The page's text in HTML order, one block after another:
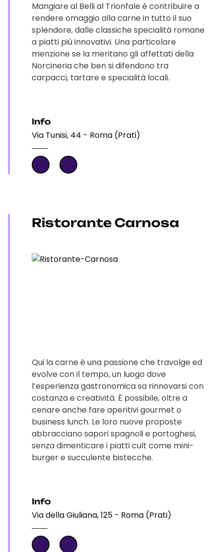
Mangiare al Belli al Trionfale è contribuire a
rendere omaggio alla carne in tutto il suo
splendore, dalle classiche specialità romane
a piatti più innovativi. Una particolare
menzione se la meritano gli affettati della
Norcineria che ben si difendono tra
carpacci, tartare e specialità locali.
Info
Via Tunisi, 44 - Roma (Prati)
Ristorante Carnosa
Qui la carne è una passione che travolge ed
evolve con il tempo, un luogo dove
l’esperienza gastronomica sa rinnovarsi con
costanza e creatività. È possibile, oltre a
cenare anche fare aperitivi gourmet o
business lunch. Le loro nuove proposte
abbracciano sapori spagnoli e portoghesi,
senza dimenticare i piatti cult come mini-
burger e succulente bistecche.
Info
Via della Giuliana, 125 - Roma (Prati)